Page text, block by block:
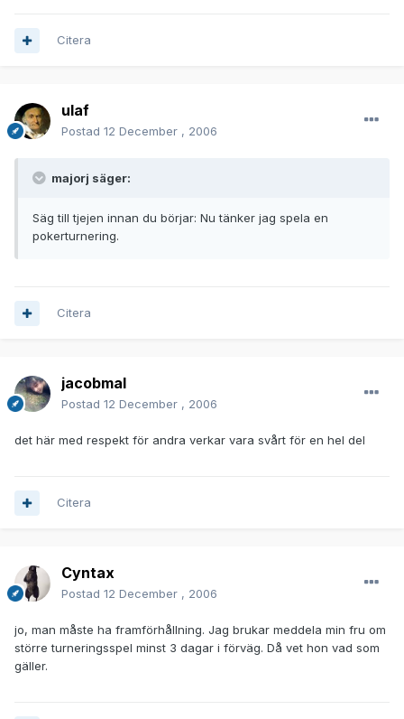
Citera
ulaf
Postad 12 December , 2006
majorj säger:
Säg till tjejen innan du börjar: Nu tänker jag spela en
pokerturnering.
Citera
jacobmal
Postad 12 December , 2006
det här med respekt för andra verkar vara svårt för en hel del
Citera
Cyntax
Postad 12 December , 2006
jo, man måste ha framförhållning. Jag brukar meddela min fru om
större turneringsspel minst 3 dagar i förväg. Då vet hon vad som
gäller.